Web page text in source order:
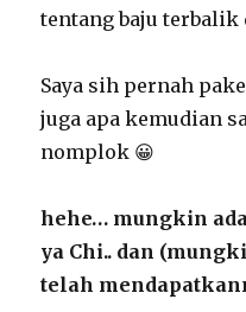
tentang baju terbalik
Saya sih pernah
juga apa kemudian
nomplok 😀
hehe… mungkin
ya Chi.. dan
telah